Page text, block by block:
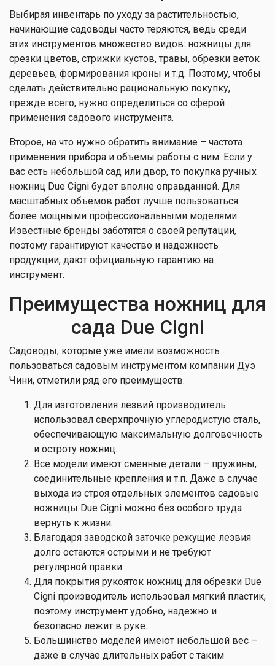
Выбирая инвентарь по уходу за растительностью,
начинающие садоводы часто теряются, ведь среди
этих инструментов множество видов: ножницы для
срезки цветов, стрижки кустов, травы, обрезки веток
деревьев, формирования кроны и т.д. Поэтому, чтобы
сделать действительно рациональную покупку,
прежде всего, нужно определиться со сферой
применения садового инструмента.
Второе, на что нужно обратить внимание – частота
применения прибора и объемы работы с ним. Если у
вас есть небольшой сад или двор, то покупка ручных
ножниц Due Cigni будет вполне оправданной. Для
масштабных объемов работ лучше пользоваться
более мощными профессиональными моделями.
Известные бренды заботятся о своей репутации,
поэтому гарантируют качество и надежность
продукции, дают официальную гарантию на
инструмент.
Преимущества ножниц для
сада Due Cigni
Садоводы, которые уже имели возможность
пользоваться садовым инструментом компании Дуэ
Чини, отметили ряд его преимуществ.
Для изготовления лезвий производитель
использовал сверхпрочную углеродистую сталь,
обеспечивающую максимальную долговечность
и остроту ножниц.
Все модели имеют сменные детали – пружины,
соединительные крепления и т.п. Даже в случае
выхода из строя отдельных элементов садовые
ножницы Due Cigni можно без особого труда
вернуть к жизни.
Благодаря заводской заточке режущие лезвия
долго остаются острыми и не требуют
регулярной правки.
Для покрытия рукояток ножниц для обрезки Due
Cigni производитель использовал мягкий пластик,
поэтому инструмент удобно, надежно и
безопасно лежит в руке.
Большинство моделей имеют небольшой вес –
даже в случае длительных работ с таким